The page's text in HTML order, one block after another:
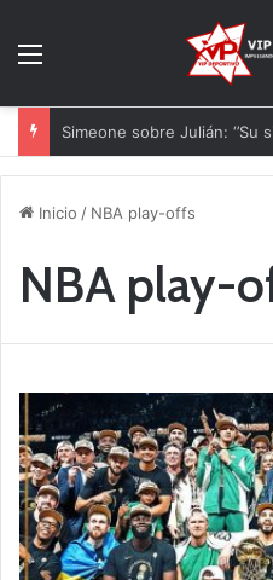
El Atlético de Madrid se
Inicio / NBA play-offs
NBA play-